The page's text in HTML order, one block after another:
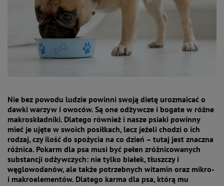
Nie bez powodu ludzie powinni swoją dietę urozmaicać o
dawki warzyw i owoców. Są one odżywcze i bogate w różne
makroskładniki. Dlatego również i nasze psiaki powinny
mieć je ujęte w swoich posiłkach, lecz jeżeli chodzi o ich
rodzaj, czy ilość do spożycia na co dzień – tutaj jest znaczna
różnica. Pokarm dla psa musi być pełen zróżnicowanych
substancji odżywczych: nie tylko białek, tłuszczy i
węglowodanów, ale także potrzebnych witamin oraz mikro-
i makroelementów. Dlatego karma dla psa, którą mu